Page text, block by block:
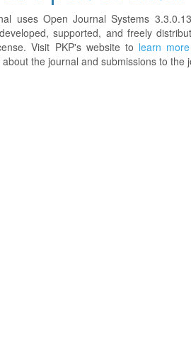
uses Open Journal Systems
supported, and freely
Visit PKP's website to learn
the journal and submissions to the